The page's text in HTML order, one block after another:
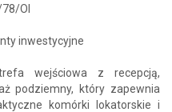
OI
inwestycyjne
wejściowa z recepcją,
podziemny, który zapewnia
komórki lokatorskie i